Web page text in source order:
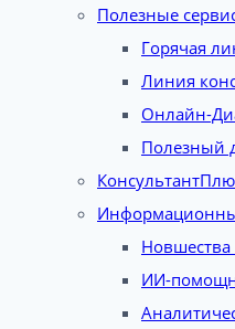
Полезные
Горячая
Линия
Онлайн-
Полезный
ИИ-